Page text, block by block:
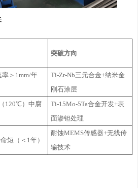
突破方向
率＞1mm/年
Ti-Zr-Nb三元合金+纳米金
刚石涂层
120℃）中腐
Ti-15Mo-5Ta合金开发+表
面渗钽处理
短（＜1年）
耐蚀MEMS传感器+无线传
输技术